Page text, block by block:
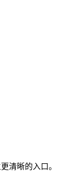
清晰的入口。